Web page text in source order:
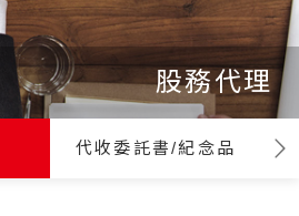
股務代理
代收委託書/紀念品